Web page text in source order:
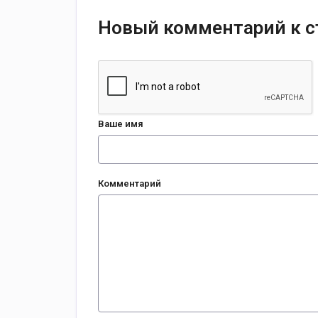
Новый комментарий к
Ваше имя
Комментарий